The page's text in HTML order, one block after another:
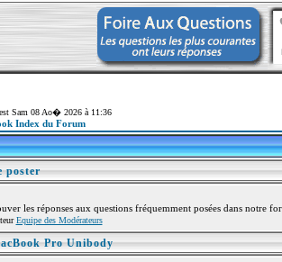
Sam 08 Ao� 2026 à 11:36
Index du Forum
poster
les réponses aux questions fréquemment posées dans notre
Equipe des Modérateurs
Pro Unibody